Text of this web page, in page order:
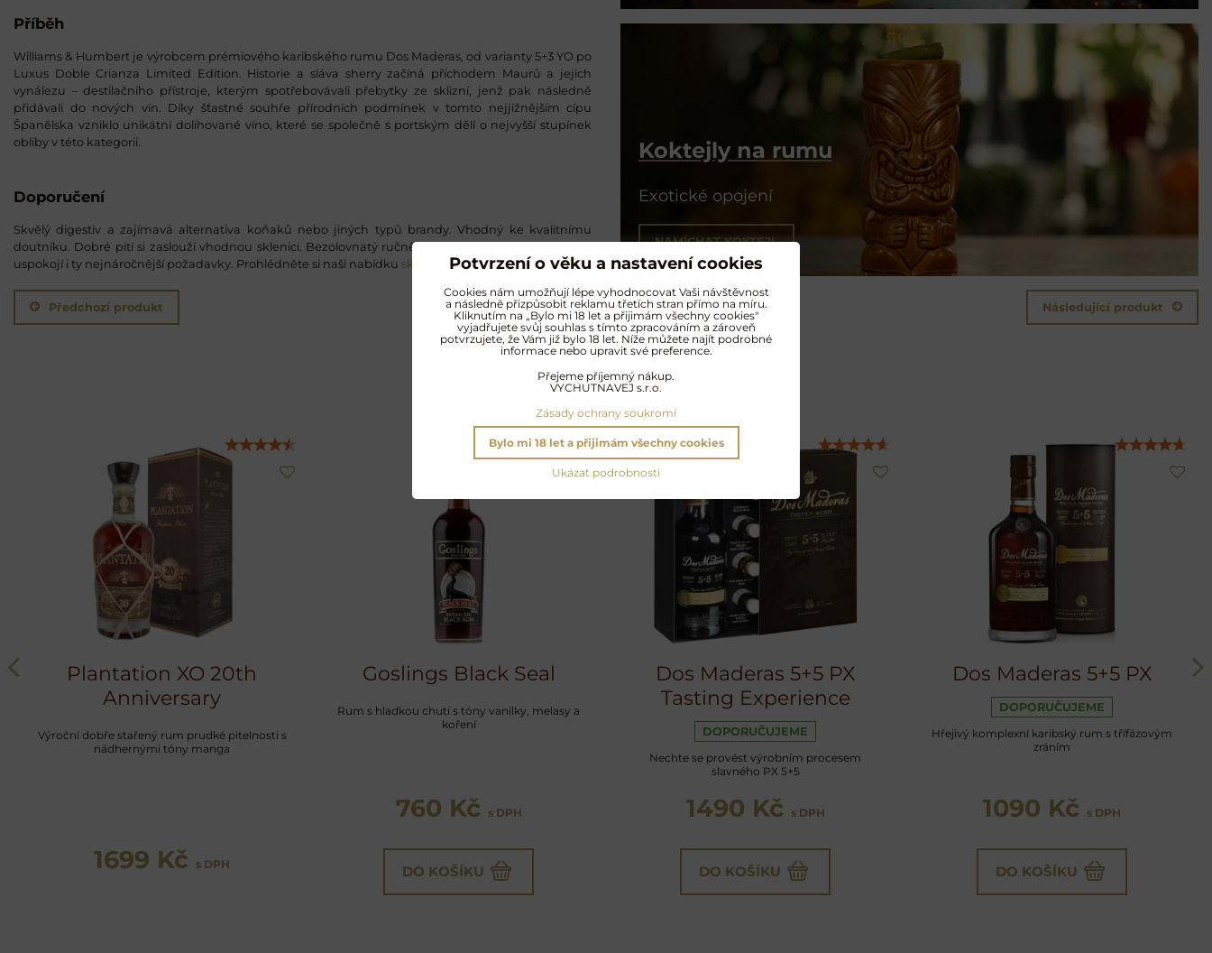
Příběh
Williams & Humbert je výrobcem prémiového karibského rumu Dos Maderas, od varianty 5+3 YO po
Luxus Doble Crianza Limited Edition. Historie a sláva sherry začíná příchodem Maurů a jejich
vynálezu – destilačního přístroje, kterým spotřebovávali přebytky ze sklizní, jenž pak následně
přidávali do nových vín. Díky šťastné souhře přírodních podmínek v tomto nejjižnějším cípu
Španělska vzniklo unikátní dolihované víno, které se společně s portským dělí o nejvyšší stupínek
obliby v této kategorii.
Doporučení
Skvělý digestiv a zajímavá alternativa koňaků nebo jiných typů brandy. Vhodný ke kvalitnímu
doutníku. Dobré pití si zaslouží vhodnou sklenici. Bezolovnatý ručně zpracovaný křišťál od Moseru
uspokojí i ty nejnáročnější požadavky. Prohlédněte si naši nabídku sklenic na rum.
Koktejly na rumu
Exotické opojení
NAMÍCHAT KOKTEJL
Předchozí produkt Následující produkt
Další oblíbené produkty
Plantation XO 20th
Anniversary
Výroční dobře stařený rum prudké pitelnosti s
nádhernými tóny manga
1699 Kč s DPH
Goslings Black Seal
Rum s hladkou chutí s tóny vanilky, melasy a
koření
760 Kč s DPH
DO KOŠÍKU
Dos Maderas 5+5 PX
Tasting Experience
DOPORUČUJEME
Nechte se provést výrobním procesem
slavného PX 5+5
1490 Kč s DPH
DO KOŠÍKU
Dos Maderas 5+5 PX
DOPORUČUJEME
Hřejivý komplexní karibský rum s třífázovým
zráním
1090 Kč s DPH
DO KOŠÍKU
Potvrzení o věku a nastavení cookies
Cookies nám umožňují lépe vyhodnocovat Vaši návštěvnost
a následně přizpůsobit reklamu třetích stran přímo na míru.
Kliknutím na „Bylo mi 18 let a přijimám všechny cookies"
vyjadřujete svůj souhlas s tímto zpracováním a zároveň
potvrzujete, že Vám již bylo 18 let. Níže můžete najít podrobné
informace nebo upravit své preference.
Přejeme příjemný nákup.
VYCHUTNAVEJ s.r.o.
Zásady ochrany soukromí
Ukázat podrobnosti
Bylo mi 18 let a přijimám všechny cookies